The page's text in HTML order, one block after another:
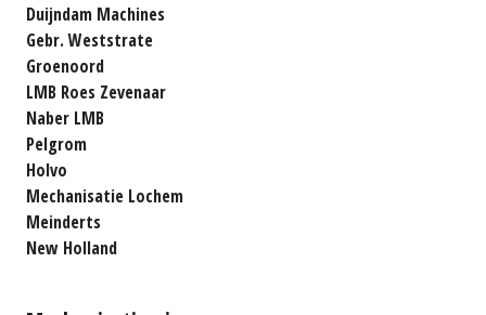
Duijndam Machines
Gebr. Weststrate
Groenoord
LMB Roes Zevenaar
Naber LMB
Pelgrom
Holvo
Mechanisatie Lochem
Meinderts
New Holland